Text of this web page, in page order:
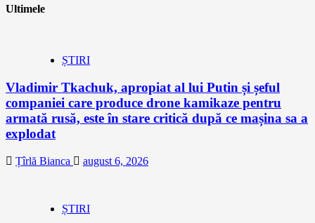
Ultimele
ȘTIRI
Vladimir Tkachuk, apropiat al lui Putin și șeful
companiei care produce drone kamikaze pentru
armată rusă, este în stare critică după ce mașina sa a
explodat
Țîrlă Bianca august 6, 2026
ȘTIRI